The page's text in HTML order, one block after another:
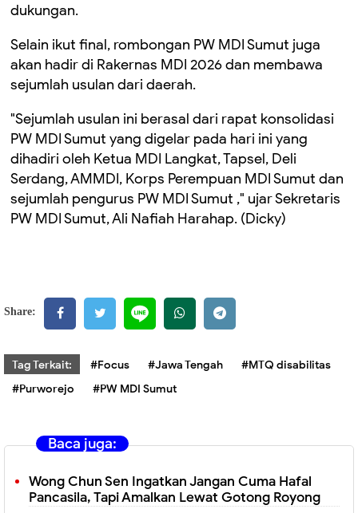
dukungan.
Selain ikut final, rombongan PW MDI Sumut juga
akan hadir di Rakernas MDI 2026 dan membawa
sejumlah usulan dari daerah.
"Sejumlah usulan ini berasal dari rapat konsolidasi
PW MDI Sumut yang digelar pada hari ini yang
dihadiri oleh Ketua MDI Langkat, Tapsel, Deli
Serdang, AMMDI, Korps Perempuan MDI Sumut dan
sejumlah pengurus PW MDI Sumut ," ujar Sekretaris
PW MDI Sumut, Ali Nafiah Harahap. (Dicky)
Share:
Tag Terkait: #Focus #Jawa Tengah
#MTQ disabilitas
#Purworejo
#PW MDI Sumut
Baca juga:
Wong Chun Sen Ingatkan Jangan Cuma Hafal
Pancasila, Tapi Amalkan Lewat Gotong Royong